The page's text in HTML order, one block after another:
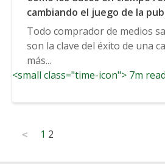
cambiando el juego de la
para mejor
Todo comprador de medios
son la clave del éxito de una
más...
<small class="time-icon"> 7m
Posts
< 1 2